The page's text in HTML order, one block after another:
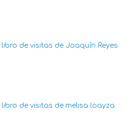
libro de visitas de Joaquín Reyes
libro de visitas de melisa loayza